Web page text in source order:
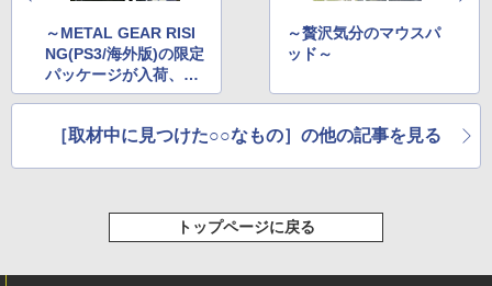
～METAL GEAR RISI
NG(PS3/海外版)の限定
パッケージが入荷、特
大サイズ～
～贅沢気分のマウスパ
ッド～
［取材中に見つけた○○なもの］の他の記事を見る
トップページに戻る